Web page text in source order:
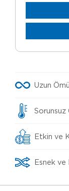
Uzun
Sorunsuz
Etkin ve
Esnek ve